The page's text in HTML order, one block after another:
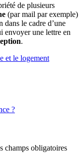
de plusieurs
(par mail par exemple)
dans le cadre d’une
envoyer une lettre en
.
et le logement
?
champs obligatoires